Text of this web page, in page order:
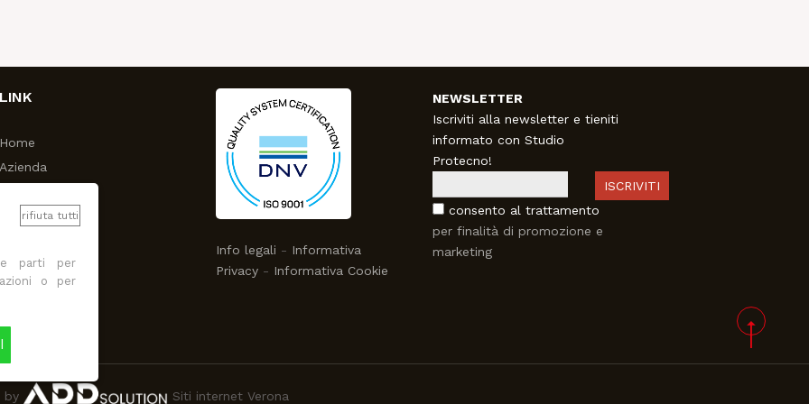
LINK
Home
Azienda
Progetti
In Job
Contatti
Info legali - Informativa
Privacy - Informativa Cookie
NEWSLETTER
Iscriviti alla newsletter e tieniti
informato con Studio
Protecno!
ISCRIVITI
consento al trattamento
per finalità di promozione e
marketing
by Siti internet Verona
rifiuta tutti
parti per
o per